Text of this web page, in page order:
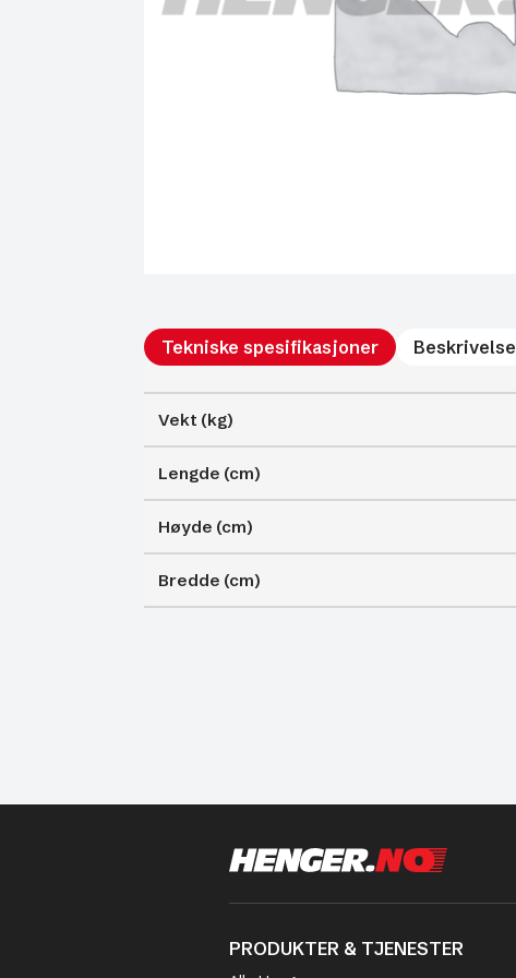
Tekniske spesifikasjoner Beskrivelse
Vekt (kg)
Lengde (cm)
Høyde (cm)
Bredde (cm)
PRODUKTER & TJENESTER